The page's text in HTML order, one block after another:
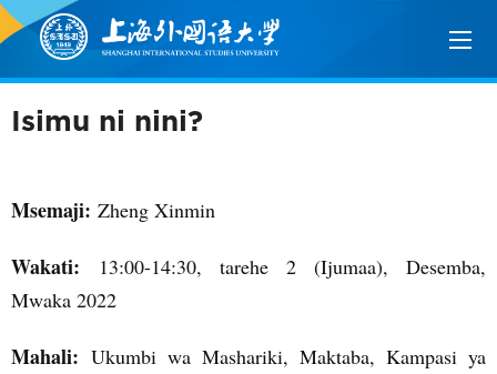
Isimu ni nini?
Msemaji: Zheng Xinmin
Wakati:
13:00-14:30, tarehe 2 (Ijumaa), Desemba,
Mwaka 2022
Mahali: Ukumbi wa Mashariki, Maktaba, Kampasi ya